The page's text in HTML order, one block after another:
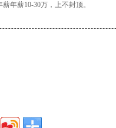
年薪10-30万，上不封顶。